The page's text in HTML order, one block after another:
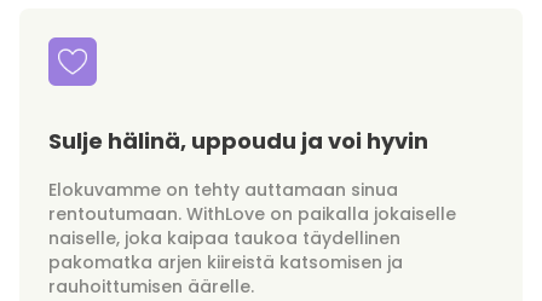
Sulje hälinä, uppoudu ja voi hyvin
Elokuvamme on tehty auttamaan sinua
rentoutumaan. WithLove on paikalla jokaiselle
naiselle, joka kaipaa taukoa täydellinen
pakomatka arjen kiireistä katsomisen ja
rauhoittumisen äärelle.